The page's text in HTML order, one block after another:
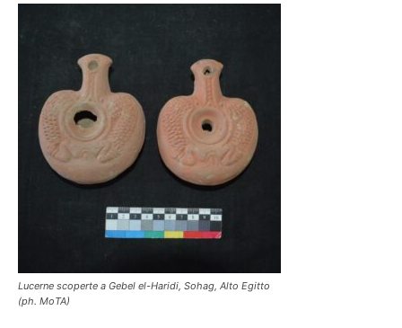
Lucerne scoperte a Gebel el-Haridi, Sohag, Alto Egitto
(ph. MoTA)